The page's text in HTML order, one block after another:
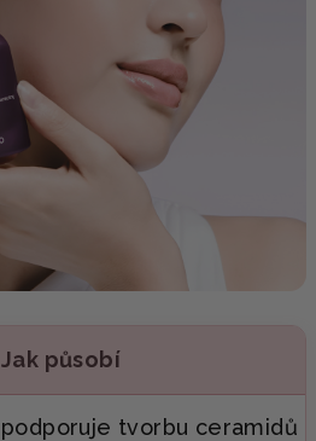
Jak působí
podporuje tvorbu ceramidů a